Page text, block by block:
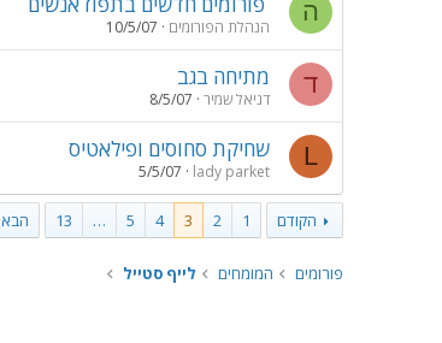
ה
הנהלת הפורומים 10/5/07
ד מתיחה בגב
דניאל שמיר 8/5/07
L שחיקת סחוסים ופילאטיס
lady parket
5/5/07
הקודם 1
2
3
4
5
…
13 הבא
פורומים המומחים לייף סטייל